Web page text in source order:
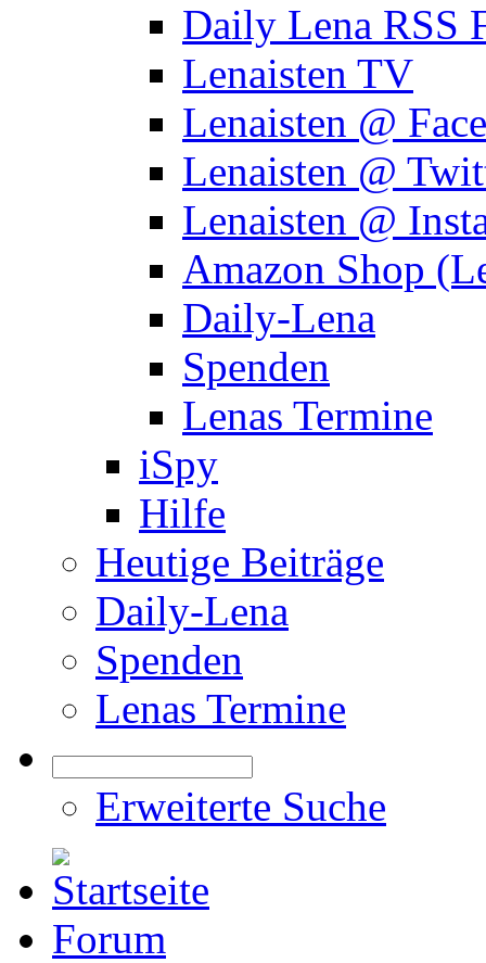
Daily Lena RSS
Lenaisten TV
Lenaisten @
Lenaisten @
Lenaisten @
Amazon Shop
Daily-Lena
Spenden
Lenas Termine
iSpy
Hilfe
Heutige Beiträge
Daily-Lena
Spenden
Lenas Termine
Erweiterte Suche
Forum